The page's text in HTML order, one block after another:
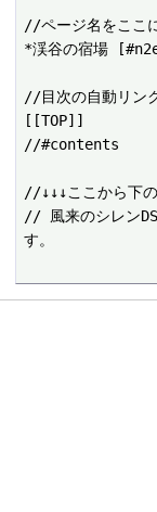
//ページ名をここ
*渓谷の宿場
//目次の自動リン
[[TOP]]
//#contents
//↓↓↓ここから下
// 風来のシレン